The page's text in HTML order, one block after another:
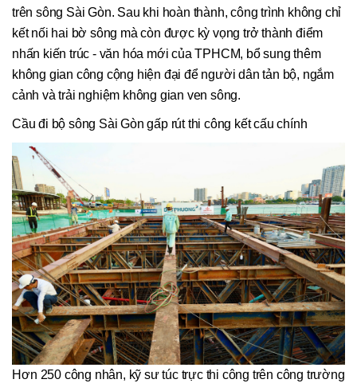
trên sông Sài Gòn. Sau khi hoàn thành, công trình không chỉ
kết nối hai bờ sông mà còn được kỳ vọng trở thành điểm
nhấn kiến trúc - văn hóa mới của TPHCM, bổ sung thêm
không gian công cộng hiện đại để người dân tản bộ, ngắm
cảnh và trải nghiệm không gian ven sông.
Cầu đi bộ sông Sài Gòn gấp rút thi công kết cấu chính
Hơn 250 công nhân, kỹ sư túc trực thi công trên công trường